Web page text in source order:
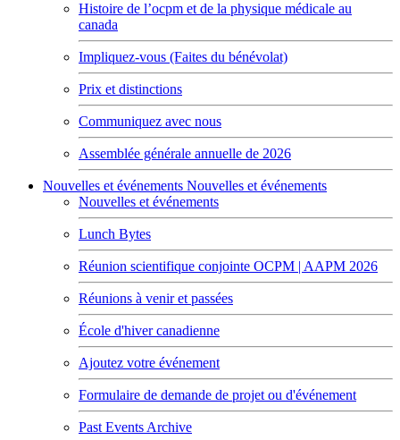
Histoire de l’ocpm et de la physique médicale au
canada
Impliquez-vous (Faites du bénévolat)
Prix et distinctions
Communiquez avec nous
Assemblée générale annuelle de 2026
Nouvelles et événements Nouvelles et événements
Nouvelles et événements
Lunch Bytes
Réunion scientifique conjointe OCPM | AAPM 2026
Réunions à venir et passées
École d'hiver canadienne
Ajoutez votre événement
Formulaire de demande de projet ou d'événement
Past Events Archive